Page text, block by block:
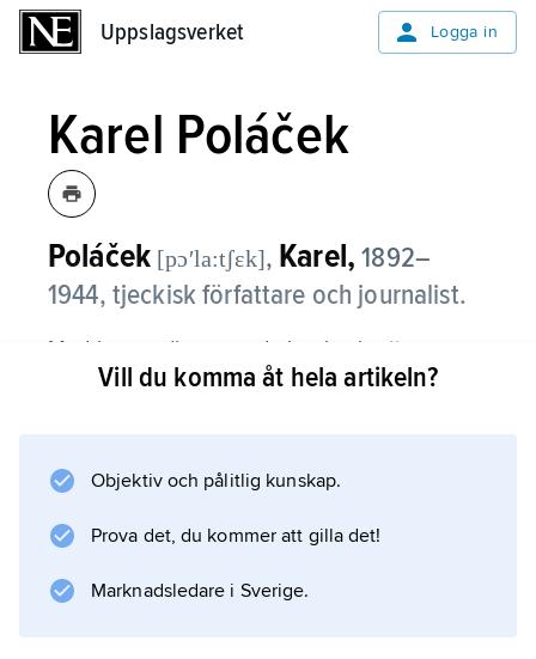
Uppslagsverket Logga in
Karel Poláček
Poláček [pɔʹla:tʃɛk], Karel, 1892–
1944, tjeckisk författare och journalist.
Med humor, överseende ironi och ett
nyanserat språk skildrar Karel
utspelas under första världskriget, vilken
Okresní město
(’Distriktsstaden’, 1936) samt den postumt
utgivna
Vill du komma åt hela artikeln?
Objektiv och pålitlig kunskap.
Prova det, du kommer att gilla det!
Marknadsledare i Sverige.